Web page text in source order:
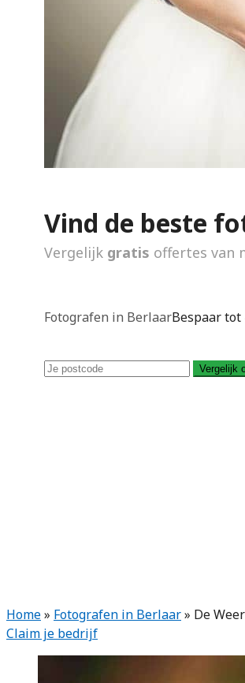
Vind de beste
Vergelijk gratis offertes van
Fotografen in BerlaarBespaar tot
Vergelijk
Home» Fotografen in Berlaar» De
Claim je bedrijf